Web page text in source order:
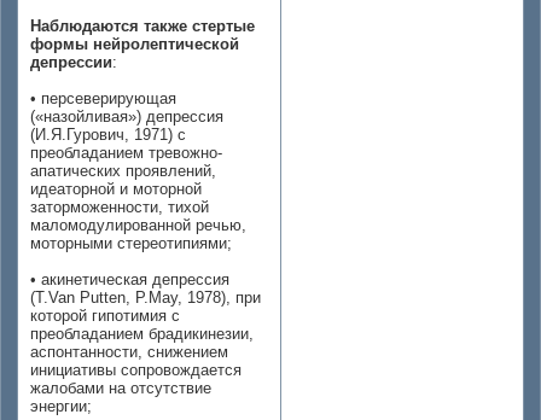
Наблюдаются также стертые
формы нейролептической
депрессии:
• персеверирующая
(«назойливая») депрессия
(И.Я.Гурович, 1971) с
преобладанием тревожно-
апатических проявлений,
идеаторной и моторной
заторможенности, тихой
маломодулированной речью,
моторными стереотипиями;
• акинетическая депрессия
(T.Van Putten, P.May, 1978), при
которой гипотимия с
преобладанием брадикинезии,
аспонтанности, снижением
инициативы сопровождается
жалобами на отсутствие
энергии;